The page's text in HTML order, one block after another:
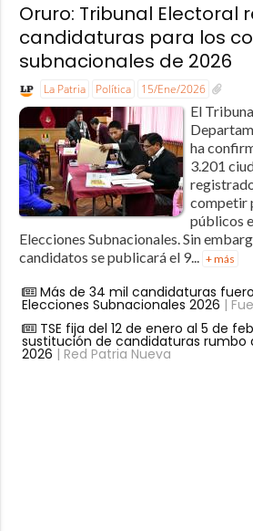
Oruro: Tribunal Electoral
candidaturas para los
subnacionales de 2026
La Patria Política 15/Ene/2026
El
ha
3.201
competir
públicos
Elecciones Subnacionales. Sin
candidatos se publicará el 9... + más
Más de 34 mil candidaturas
Elecciones Subnacionales 2026 |
TSE fija del 12 de enero al 5 de
sustitución de candidaturas rumbo
2026 | Red Patria Nueva